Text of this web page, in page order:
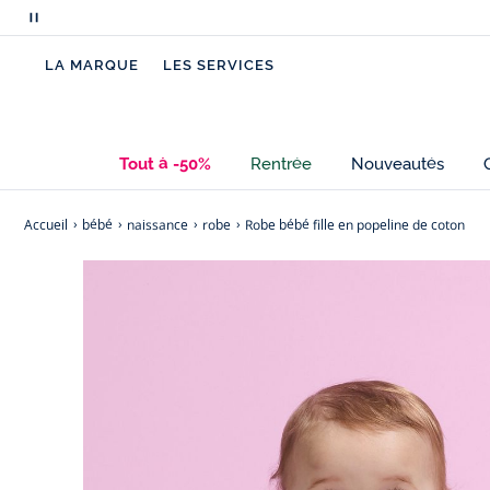
Mettre
pause
LA MARQUE LES SERVICES
Tout à -50% Rentrée Nouveautés
Accueil bébé naissance robe Robe bébé fille en popeline de coton